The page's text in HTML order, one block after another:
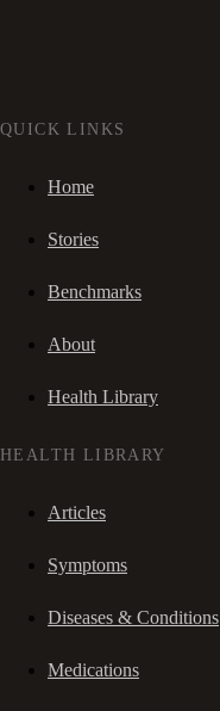
QUICK LINKS
Home
Stories
Benchmarks
About
Health Library
HEALTH LIBRARY
Articles
Symptoms
Diseases & Conditions
Medications